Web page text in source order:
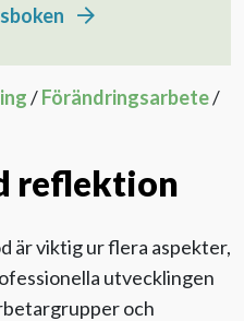
/Förändringsarbete/
reflektion
är viktig ur flera aspekter,
utvecklingen
och